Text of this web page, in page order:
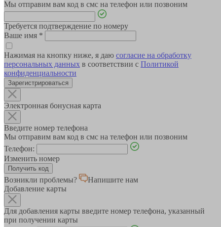
Мы отправим вам код в смс на телефон или позвоним
Требуется подтверждение по номеру
Ваше имя *
Нажимая на кнопку ниже, я даю согласие на обработку
персональных данных в соответствии с Политикой
конфиденциальности
Зарегистрироваться
Электронная бонусная карта
Введите номер телефона
Мы отправим вам код в смс на телефон или позвоним
Телефон:
Изменить номер
Возникли проблемы?
Напишите нам
Добавление карты
Для добавления карты введите номер телефона, указанный
при получении карты